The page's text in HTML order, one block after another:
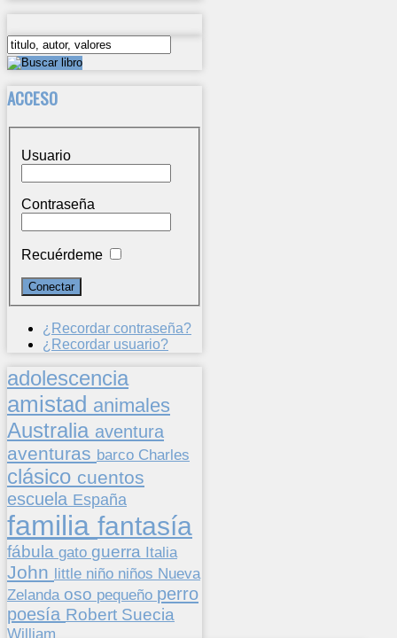
ACCESO
Usuario
Contraseña
Recuérdeme
¿Recordar contraseña?
¿Recordar usuario?
adolescencia
amistad animales
Australia aventura
aventuras barco Charles
clásico cuentos
escuela España
familia fantasía
fábula gato guerra Italia
John little niño niños Nueva
Zelanda oso pequeño perro
poesía Robert Suecia
William